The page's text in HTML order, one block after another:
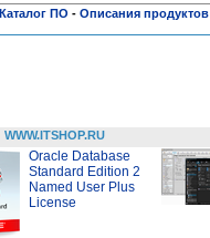
Каталог ПО - Описания продуктов
WWW.ITSHOP.RU
Oracle Database
Standard Edition 2
Named User Plus
License